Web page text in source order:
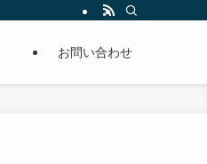
くまとめています。
お問い合わせ